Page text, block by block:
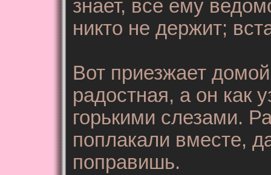
знает, все ему
никто не держит;
Вот приезжает
радостная, а он как
горькими слезами.
поплакали вместе,
поправишь.